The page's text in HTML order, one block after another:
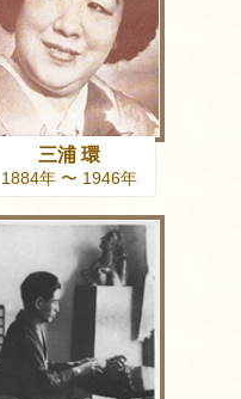
三浦 環
1884年 〜 1946年